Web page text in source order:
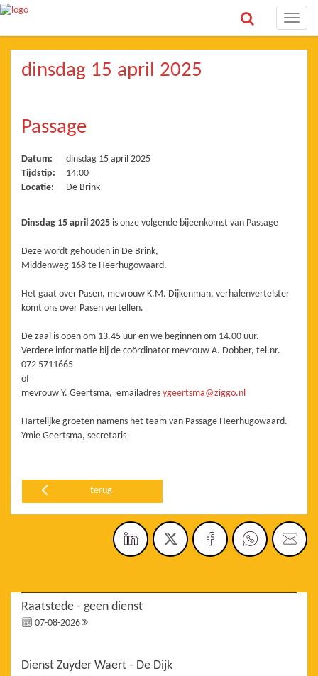
Toggle
dinsdag 15 april 2025
Passage
Datum:
dinsdag 15 april 2025
Tijdstip:
14:00
Locatie:
De Brink
Dinsdag 15 april 2025 is onze volgende bijeenkomst van Passage
Deze wordt gehouden in De Brink,
Middenweg 168 te Heerhugowaard.
Het gaat over Pasen, mevrouw K.M. Dijkenman, verhalenvertelster
komt ons over Pasen vertellen.
De zaal is open om 13.45 uur en we beginnen om 14.00 uur.
Verdere informatie bij de coördinator mevrouw A. Dobber, tel.nr.
072 5711665
of
mevrouw Y. Geertsma, emailadres ygeertsma@ziggo.nl
Hartelijke groeten namens het team van Passage Heerhugowaard.
Ymie Geertsma, secretaris
terug
Raatstede - geen dienst
07-08-2026
Dienst Zuyder Waert - De Dijk